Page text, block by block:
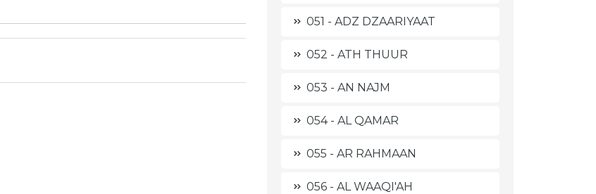
051 - ADZ DZAARIYAAT
052 - ATH THUUR
053 - AN NAJM
054 - AL QAMAR
055 - AR RAHMAAN
056 - AL WAAQI'AH